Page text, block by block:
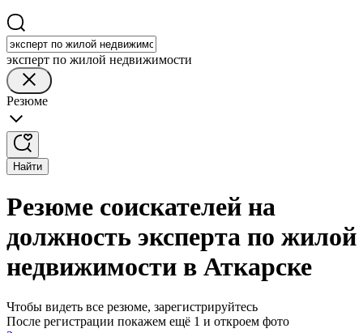
эксперт по жилой недвижимости
Резюме
Найти
Резюме соискателей на
должность эксперта по жилой
недвижимости в Аткарске
Чтобы видеть все резюме, зарегистрируйтесь
После регистрации покажем ещё 1 и откроем фото